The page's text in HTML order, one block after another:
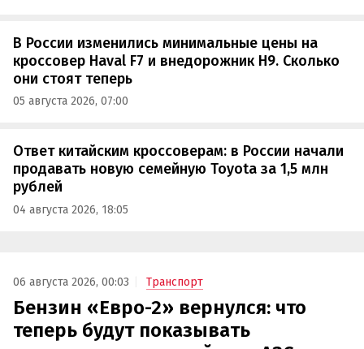
В России изменились минимальные цены на
кроссовер Haval F7 и внедорожник H9. Сколько
они стоят теперь
05 августа 2026, 07:00
Ответ китайским кроссоверам: в России начали
продавать новую семейную Toyota за 1,5 млн
рублей
04 августа 2026, 18:05
06 августа 2026, 00:03 Транспорт
Бензин «Евро-2» вернулся: что
теперь будут показывать